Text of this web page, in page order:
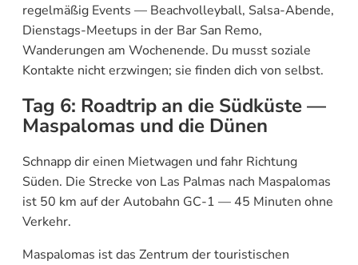
regelmäßig Events — Beachvolleyball, Salsa-Abende,
Dienstags-Meetups in der Bar San Remo,
Wanderungen am Wochenende. Du musst soziale
Kontakte nicht erzwingen; sie finden dich von selbst.
Tag 6: Roadtrip an die Südküste —
Maspalomas und die Dünen
Schnapp dir einen Mietwagen und fahr Richtung
Süden. Die Strecke von Las Palmas nach Maspalomas
ist 50 km auf der Autobahn GC-1 — 45 Minuten ohne
Verkehr.
Maspalomas ist das Zentrum der touristischen